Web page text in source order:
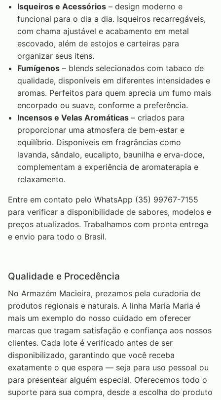
Isqueiros e Acessórios – design moderno e
funcional para o dia a dia. Isqueiros recarregáveis,
com chama ajustável e acabamento em metal
escovado, além de estojos e carteiras para
organizar seus itens.
Fumígenos – blends selecionados com tabaco de
qualidade, disponíveis em diferentes intensidades e
aromas. Perfeitos para quem aprecia um fumo mais
encorpado ou suave, conforme a preferência.
Incensos e Velas Aromáticas – criados para
proporcionar uma atmosfera de bem-estar e
equilíbrio. Disponíveis em fragrâncias como
lavanda, sândalo, eucalipto, baunilha e erva-doce,
complementam a experiência de aromaterapia e
relaxamento.
Entre em contato pelo WhatsApp (35) 99767-7155
para verificar a disponibilidade de sabores, modelos e
preços atualizados. Trabalhamos com pronta entrega
e envio para todo o Brasil.
Qualidade e Procedência
No Armazém Macieira, prezamos pela curadoria de
produtos regionais e naturais. A linha Maria Maria é
mais um exemplo do nosso cuidado em oferecer
marcas que tragam satisfação e confiança aos nossos
clientes. Cada lote é verificado antes de ser
disponibilizado, garantindo que você receba
exatamente o que espera — seja para uso pessoal ou
para presentear alguém especial. Oferecemos todo o
suporte para sua compra, desde a escolha do produto